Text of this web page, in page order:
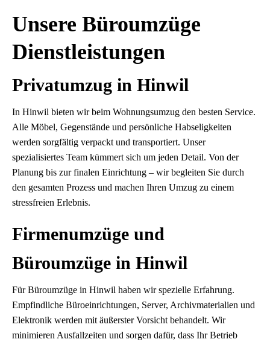
Unsere Büroumzüge
Dienstleistungen
Privatumzug in Hinwil
In Hinwil bieten wir beim Wohnungsumzug den besten Service.
Alle Möbel, Gegenstände und persönliche Habseligkeiten
werden sorgfältig verpackt und transportiert. Unser
spezialisiertes Team kümmert sich um jeden Detail. Von der
Planung bis zur finalen Einrichtung – wir begleiten Sie durch
den gesamten Prozess und machen Ihren Umzug zu einem
stressfreien Erlebnis.
Firmenumzüge und
Büroumzüge in Hinwil
Für Büroumzüge in Hinwil haben wir spezielle Erfahrung.
Empfindliche Büroeinrichtungen, Server, Archivmaterialien und
Elektronik werden mit äußerster Vorsicht behandelt. Wir
minimieren Ausfallzeiten und sorgen dafür, dass Ihr Betrieb